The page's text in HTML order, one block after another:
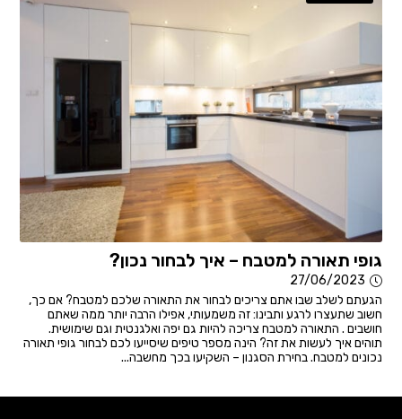
גופי תאורה למטבח – איך לבחור נכון?
27/06/2023
הגעתם לשלב שבו אתם צריכים לבחור את התאורה שלכם למטבח? אם כך,
חשוב שתעצרו לרגע ותבינו: זה משמעותי, אפילו הרבה יותר ממה שאתם
חושבים . התאורה למטבח צריכה להיות גם יפה ואלגנטית וגם שימושית.
תוהים איך לעשות את זה? הינה מספר טיפים שיסייעו לכם לבחור גופי תאורה
נכונים למטבח. בחירת הסגנון – השקיעו בכך מחשבה...